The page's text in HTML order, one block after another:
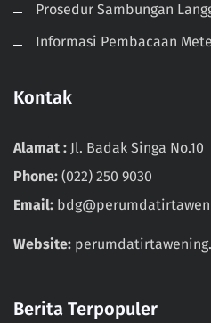
Prosedur Sambungan
Informasi Pembacaan
Kontak
Alamat : Jl. Badak Singa No.10
Phone: (022) 250 9030
Email:
Website:
Berita Terpopuler